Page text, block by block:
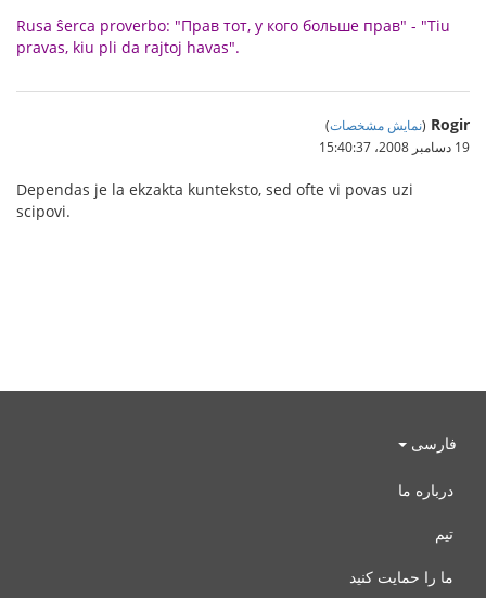
Rusa ŝerca proverbo: "Прав тот, у кого больше прав" - "Tiu
pravas, kiu pli da rajtoj havas".
Rogir
(نمایش مشخصات)
19 دسامبر 2008،‏ 15:40:37
Dependas je la ekzakta kunteksto, sed ofte vi povas uzi
scipovi.
فارسی
درباره ما
تیم
ما را حمایت کنید